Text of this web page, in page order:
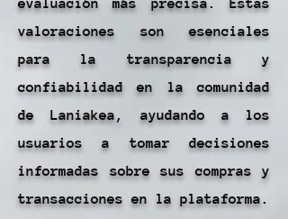
evaluación más precisa. Estas
valoraciones son esenciales
para la transparencia y
confiabilidad en la comunidad
de Laniakea, ayudando a los
usuarios a tomar decisiones
informadas sobre sus compras y
transacciones en la plataforma.